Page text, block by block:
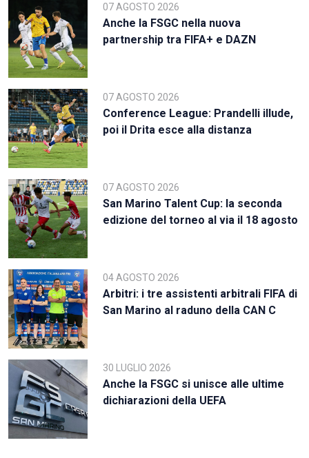
07 AGOSTO 2026
Anche la FSGC nella nuova
partnership tra FIFA+ e DAZN
07 AGOSTO 2026
Conference League: Prandelli illude,
poi il Drita esce alla distanza
07 AGOSTO 2026
San Marino Talent Cup: la seconda
edizione del torneo al via il 18 agosto
04 AGOSTO 2026
Arbitri: i tre assistenti arbitrali FIFA di
San Marino al raduno della CAN C
30 LUGLIO 2026
Anche la FSGC si unisce alle ultime
dichiarazioni della UEFA